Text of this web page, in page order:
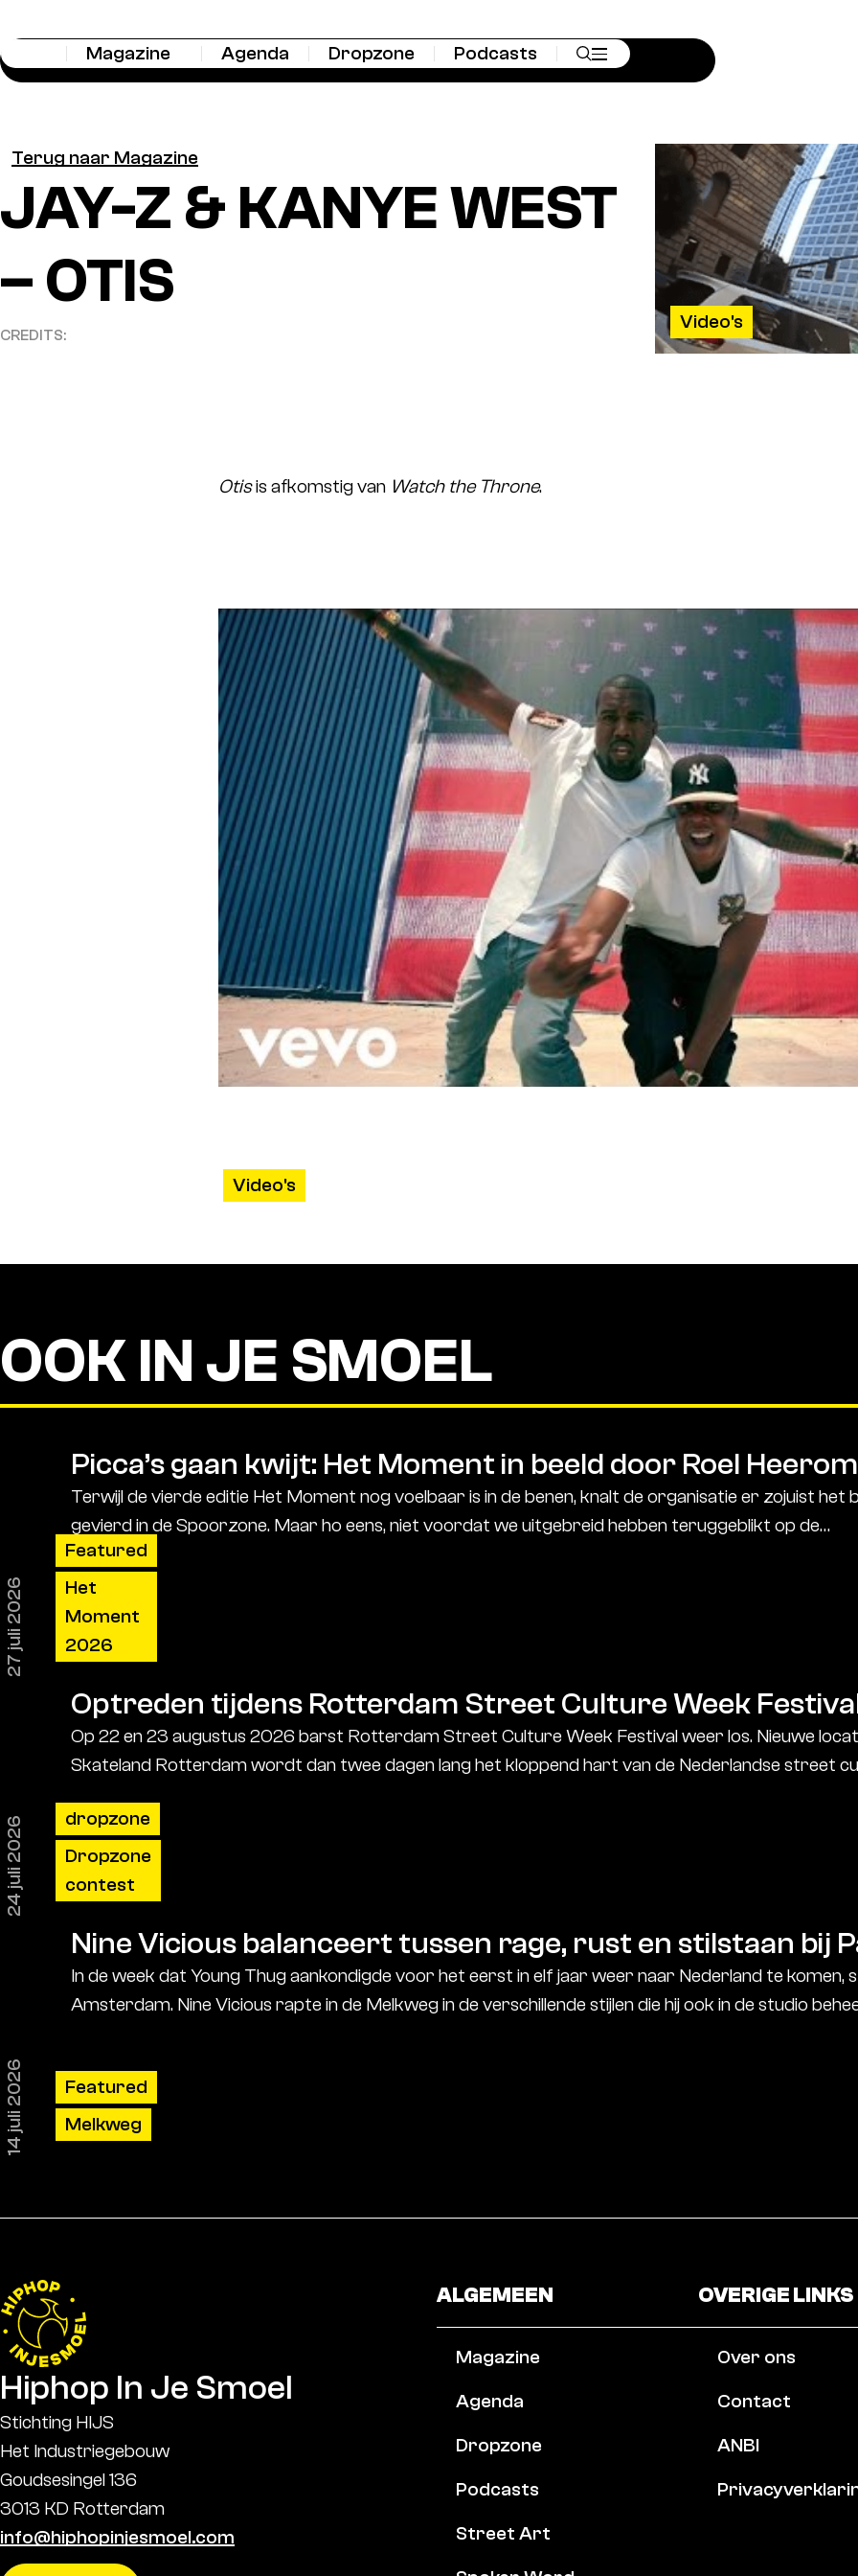
Magazine Agenda Dropzone Podcasts
Video's
Terug naar Magazine
JAY-Z & KANYE WEST
– OTIS
CREDITS:
Otisis afkomstig van Watch the Throne.
Video's
OOK IN JE SMOEL
27 juli 2026
Featured
Het
Moment
2026
Picca’s gaan kwijt: Het Moment in beeld door Roel
Terwijl de vierde editie Het Moment nog voelbaar is in de benen, knalt de organisatie er zojuist
gevierd in de Spoorzone. Maar ho eens, niet voordat we uitgebreid hebben teruggeblikt op de…
24 juli 2026
dropzone
Dropzone
contest
Optreden tijdens Rotterdam Street Culture Week
Op 22 en 23 augustus 2026 barst Rotterdam Street Culture Week Festival weer los. Nieuwe
Skateland Rotterdam wordt dan twee dagen lang het kloppend hart van de Nederlandse street
14 juli 2026
Featured
Melkweg
Nine Vicious balanceert tussen rage, rust en stilstaan bij
In de week dat Young Thug aankondigde voor het eerst in elf jaar weer naar Nederland te komen,
Amsterdam. Nine Vicious rapte in de Melkweg in de verschillende stijlen die hij ook in de studio
Hiphop In Je Smoel
Stichting HIJS
Het Industriegebouw
Goudsesingel 136
3013 KD Rotterdam
info@hiphopinjesmoel.com
ALGEMEEN
Magazine
Agenda
Dropzone
Podcasts
Street Art
OVERIGE LINKS
Over ons
Contact
ANBI